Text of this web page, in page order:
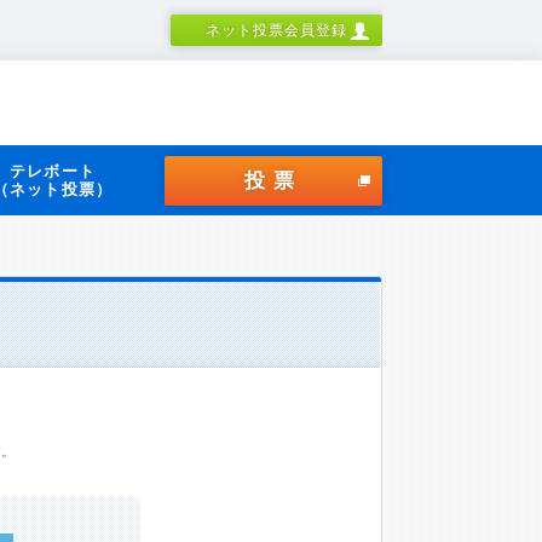
ネット投票会員登録
テレボート
（ネット投票）
投票